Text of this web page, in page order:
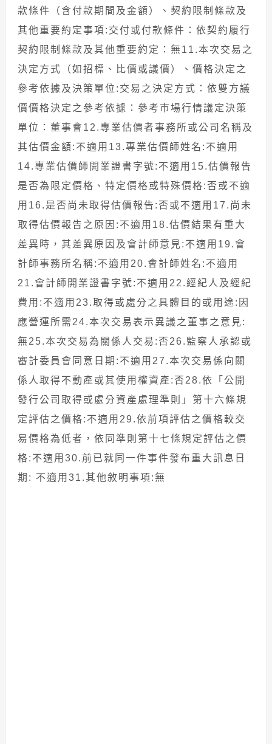
款條件（含付款期間及金額）、契約限制條款及
其他重要約定事項:交付或付款條件：依契約履行
契約限制條款及其他重要約定：無11.本次交易之
決定方式（如招標、比價或議價）、價格決定之
參考依據及決策單位:交易之決定方式：依雙方議
價價格決定之參考依據：參考市場行情議定決策
單位：董事會12.專業估價者事務所或公司名稱及
其估價金額:不適用13.專業估價師姓名:不適用
14.專業估價師開業證書字號:不適用15.估價報告
是否為限定價格、特定價格或特殊價格:否或不適
用16.是否尚未取得估價報告:否或不適用17.尚未
取得估價報告之原因:不適用18.估價結果有重大
差異時，其差異原因及會計師意見:不適用19.會
計師事務所名稱:不適用20.會計師姓名:不適用
21.會計師開業證書字號:不適用22.經紀人及經紀
費用:不適用23.取得或處分之具體目的或用途:因
應營運所需24.本次交易表示異議之董事之意見:
無25.本次交易為關係人交易:否26.監察人承認或
審計委員會同意日期:不適用27.本次交易係向關
係人取得不動產或其使用權資產:否28.依「公開
發行公司取得或處分資產處理準則」第十六條規
定評估之價格:不適用29.依前項評估之價格較交
易價格為低者，依同準則第十七條規定評估之價
格:不適用30.前已就同一件事件發布重大訊息日
期: 不適用31.其他敘明事項:無